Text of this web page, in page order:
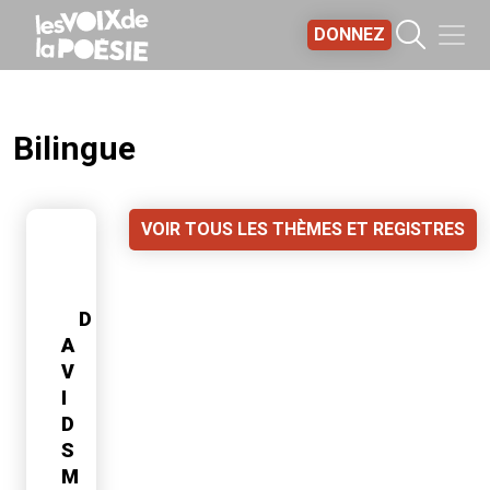
DONNEZ
Bilingue
VOIR TOUS LES THÈMES ET REGISTRES
D
A
V
I
D
S
M